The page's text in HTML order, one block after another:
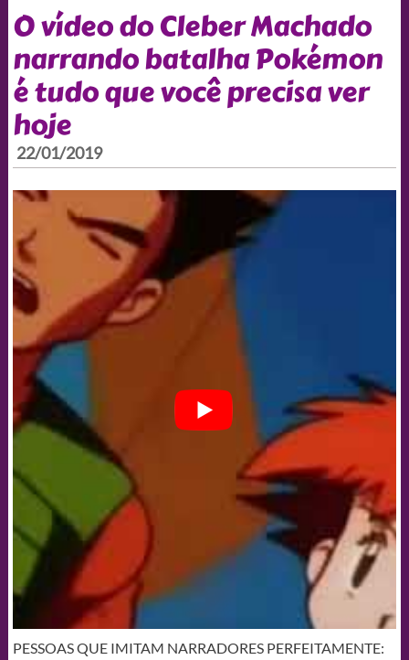
O vídeo do Cleber Machado
narrando batalha Pokémon
é tudo que você precisa ver
hoje
22/01/2019
PESSOAS QUE IMITAM NARRADORES PERFEITAMENTE: